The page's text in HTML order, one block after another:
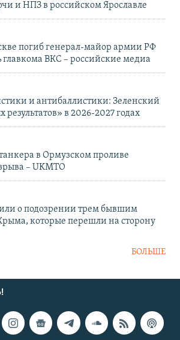
и НПЗ в российском Ярославле
погиб генерал-майор армии РФ
главкома ВКС – российские медиа
и антибаллистики: Зеленский
в 2026-2027 годах
в Ормузском проливе
– UKMTO
о подозрении трем бывшим
которые перешли на сторону
БОЛЬШЕ